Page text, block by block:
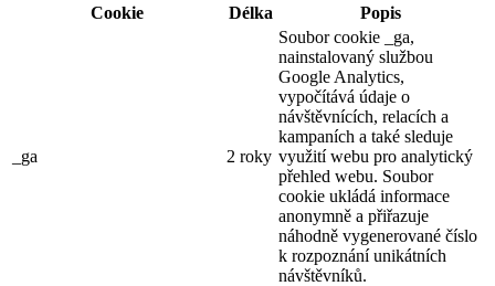
Cookie
Délka Popis
_ga 2 roky
Soubor cookie _ga,
nainstalovaný službou
Google Analytics,
vypočítává údaje o
návštěvnících, relacích a
kampaních a také sleduje
využití webu pro analytický
přehled webu. Soubor
cookie ukládá informace
anonymně a přiřazuje
náhodně vygenerované číslo
k rozpoznání unikátních
návštěvníků.